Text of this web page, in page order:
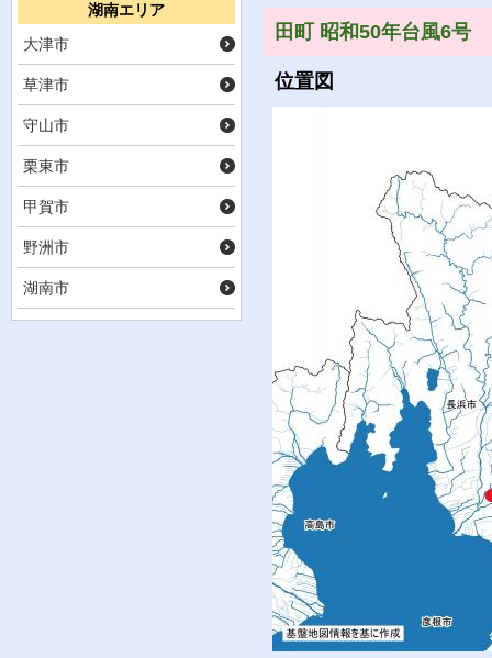
湖南エリア
大津市
草津市
守山市
栗東市
甲賀市
野洲市
湖南市
田町 昭和50年台風6号
位置図